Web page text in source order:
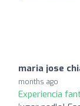
maria jose
months ago
Experiencia